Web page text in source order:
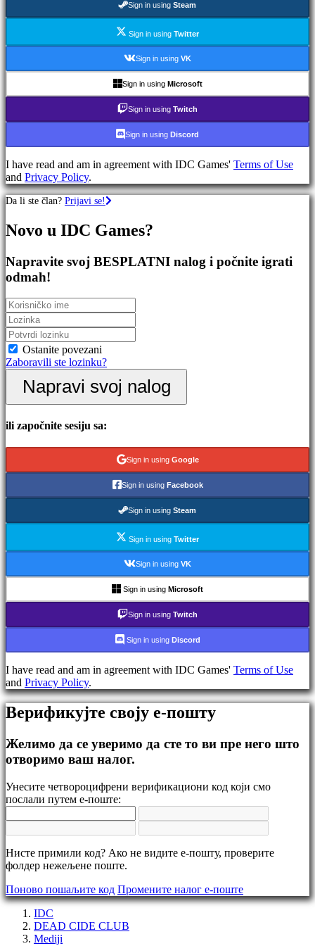
igre
Igre
Igre
games
games
games
Simulation
games
Puzzle
games
games
Demo
Zajednica
Igranje
Događaji
u
igri
Vesti
Mediji
Vodič
Forumi
Gifts
Plays
FAQ
Registar
se
ste
језик
AR
BS
CS
DA
EL
EN
ES
FR
HR
KO
NL
NO
PT
RO
Sign in using Steam
Sign in using Twitter
Sign in using VK
Sign in using Microsoft
Sign in using Twitch
Sign in using Discord
I have read and am in agreement with IDC Games' Terms of Use
and Privacy Policy.
Da li ste član? Prijavi se!
Novo u IDC Games?
Napravite svoj BESPLATNI nalog i počnite igrati
odmah!
Ostanite povezani
Zaboravili ste lozinku?
Napravi svoj nalog
ili započnite sesiju sa:
Sign in using Google
Sign in using Facebook
Sign in using Steam
Sign in using Twitter
Sign in using VK
Sign in using Microsoft
Sign in using Twitch
Sign in using Discord
I have read and am in agreement with IDC Games' Terms of Use
and Privacy Policy.
Верификујте своју е-пошту
Желимо да се уверимо да сте то ви пре него што
отворимо ваш налог.
Унесите четвороцифрени верификациони код који смо
послали путем е-поште:
Нисте примили код? Ако не видите е-пошту, проверите
фолдер нежељене поште.
Поново пошаљите код Промените налог е-поште
IDC
DEAD CIDE CLUB
Mediji